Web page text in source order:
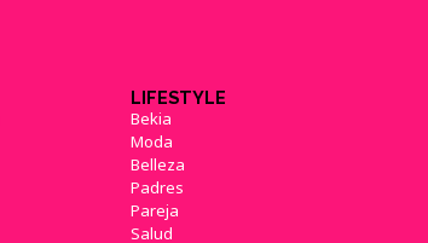
LIFESTYLE
Bekia
Moda
Belleza
Padres
Pareja
Salud